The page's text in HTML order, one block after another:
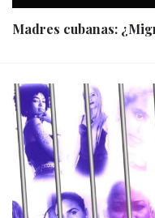
Madres cubanas: